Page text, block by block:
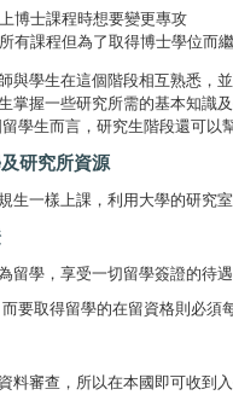
博士課程時想要變更專攻
有課程但為了取得博士學位而
與學生在這個階段相互熟悉，
掌握一些研究所需的基本知識
學生而言，研究生階段還可以
研究所資源
生一樣上課，利用大學的研究
留學，享受一切留學簽證的待遇
要取得留學的在留資格則必須
料審查，所以在本國即可收到